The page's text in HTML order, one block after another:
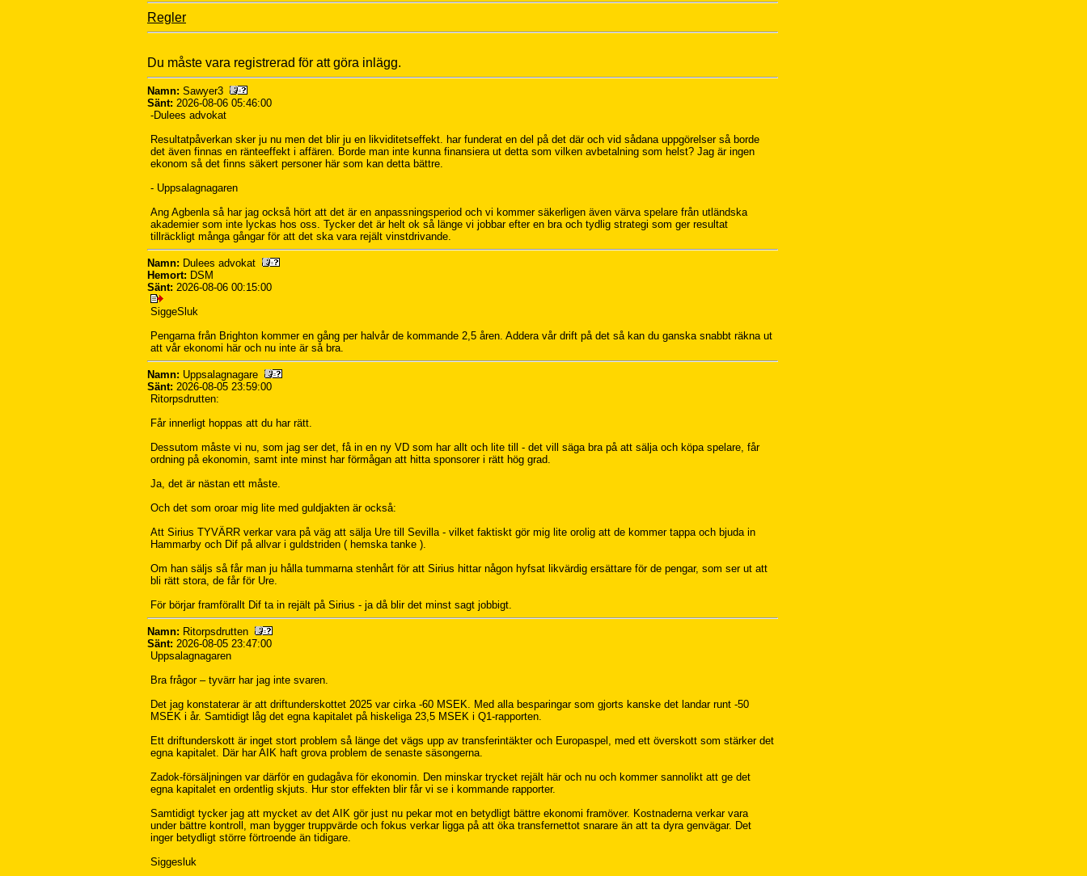
Regler
Du måste vara registrerad för att göra inlägg.
Namn: Sawyer3
Sänt: 2026-08-06 05:46:00
-Dulees advokat
Resultatpåverkan sker ju nu men det blir ju en likviditetseffekt. har funderat en del på det där och vid sådana uppgörelser så borde
det även finnas en ränteeffekt i affären. Borde man inte kunna finansiera ut detta som vilken avbetalning som helst? Jag är ingen
ekonom så det finns säkert personer här som kan detta bättre.
- Uppsalagnagaren
Ang Agbenla så har jag också hört att det är en anpassningsperiod och vi kommer säkerligen även värva spelare från utländska
akademier som inte lyckas hos oss. Tycker det är helt ok så länge vi jobbar efter en bra och tydlig strategi som ger resultat
tillräckligt många gångar för att det ska vara rejält vinstdrivande.
Namn: Dulees advokat
Hemort: DSM
Sänt: 2026-08-06 00:15:00
SiggeSluk
Pengarna från Brighton kommer en gång per halvår de kommande 2,5 åren. Addera vår drift på det så kan du ganska snabbt räkna ut
att vår ekonomi här och nu inte är så bra.
Namn: Uppsalagnagare
Sänt: 2026-08-05 23:59:00
Ritorpsdrutten:
Får innerligt hoppas att du har rätt.
Dessutom måste vi nu, som jag ser det, få in en ny VD som har allt och lite till - det vill säga bra på att sälja och köpa spelare, får
ordning på ekonomin, samt inte minst har förmågan att hitta sponsorer i rätt hög grad.
Ja, det är nästan ett måste.
Och det som oroar mig lite med guldjakten är också:
Att Sirius TYVÄRR verkar vara på väg att sälja Ure till Sevilla - vilket faktiskt gör mig lite orolig att de kommer tappa och bjuda in
Hammarby och Dif på allvar i guldstriden ( hemska tanke ).
Om han säljs så får man ju hålla tummarna stenhårt för att Sirius hittar någon hyfsat likvärdig ersättare för de pengar, som ser ut att
bli rätt stora, de får för Ure.
För börjar framförallt Dif ta in rejält på Sirius - ja då blir det minst sagt jobbigt.
Namn: Ritorpsdrutten
Sänt: 2026-08-05 23:47:00
Uppsalagnagaren
Bra frågor – tyvärr har jag inte svaren.
Det jag konstaterar är att driftunderskottet 2025 var cirka -60 MSEK. Med alla besparingar som gjorts kanske det landar runt -50
MSEK i år. Samtidigt låg det egna kapitalet på hiskeliga 23,5 MSEK i Q1-rapporten.
Ett driftunderskott är inget stort problem så länge det vägs upp av transferintäkter och Europaspel, med ett överskott som stärker det
egna kapitalet. Där har AIK haft grova problem de senaste säsongerna.
Zadok-försäljningen var därför en gudagåva för ekonomin. Den minskar trycket rejält här och nu och kommer sannolikt att ge det
egna kapitalet en ordentlig skjuts. Hur stor effekten blir får vi se i kommande rapporter.
Samtidigt tycker jag att mycket av det AIK gör just nu pekar mot en betydligt bättre ekonomi framöver. Kostnaderna verkar vara
under bättre kontroll, man bygger truppvärde och fokus verkar ligga på att öka transfernettot snarare än att ta dyra genvägar. Det
inger betydligt större förtroende än tidigare.
Siggesluk